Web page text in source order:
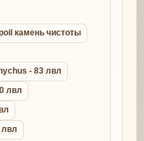
камень чистоты
- 83 лвл
лвл
лвл